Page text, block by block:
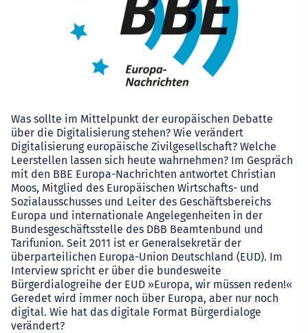
Was sollte im Mittelpunkt der europäischen Debatte
über die Digitalisierung stehen? Wie verändert
Digitalisierung europäische Zivilgesellschaft? Welche
Leerstellen lassen sich heute wahrnehmen? Im Gespräch
mit den BBE Europa-Nachrichten antwortet Christian
Moos, Mitglied des Europäischen Wirtschafts- und
Sozialausschusses und Leiter des Geschäftsbereichs
Europa und internationale Angelegenheiten in der
Bundesgeschäftsstelle des DBB Beamtenbund und
Tarifunion. Seit 2011 ist er Generalsekretär der
überparteilichen Europa-Union Deutschland (EUD). Im
Interview spricht er über die bundesweite
Bürgerdialogreihe der EUD »Europa, wir müssen reden!«
Geredet wird immer noch über Europa, aber nur noch
digital. Wie hat das digitale Format Bürgerdialoge
verändert?